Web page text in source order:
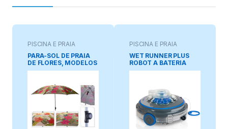
PISCINA E PRAIA
PARA-SOL DE PRAIA
DE FLORES, MODELOS
VARIADOS, Ø200 x
PISCINA E PRAIA
WET RUNNER PLUS
ROBOT A BATERIA
PARA PISCINAS